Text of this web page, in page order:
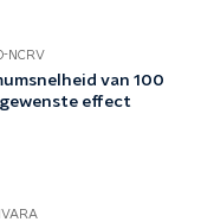
NCRV
van 100
effect